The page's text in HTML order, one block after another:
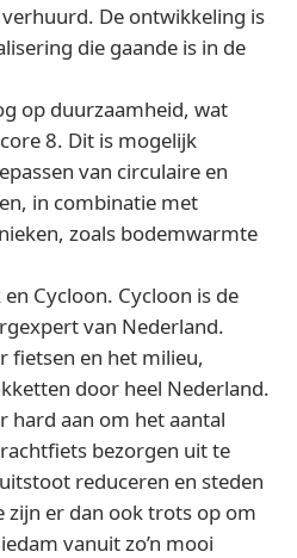
De ontwikkeling is
die gaande is in de
op duurzaamheid, wat
8. Dit is mogelijk
van circulaire en
in combinatie met
zoals bodemwarmte
Cycloon. Cycloon is de
van Nederland.
fietsen en het milieu,
door heel Nederland.
hard aan om het aantal
bezorgen uit te
reduceren en steden
zijn er dan ook trots op om
vanuit zo’n mooi